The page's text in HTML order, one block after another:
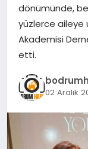
KÖŞE YAZILARI
YAŞAM
dönümünde,
yüzlerce aileye
Akademisi
etti.
02 Aralık